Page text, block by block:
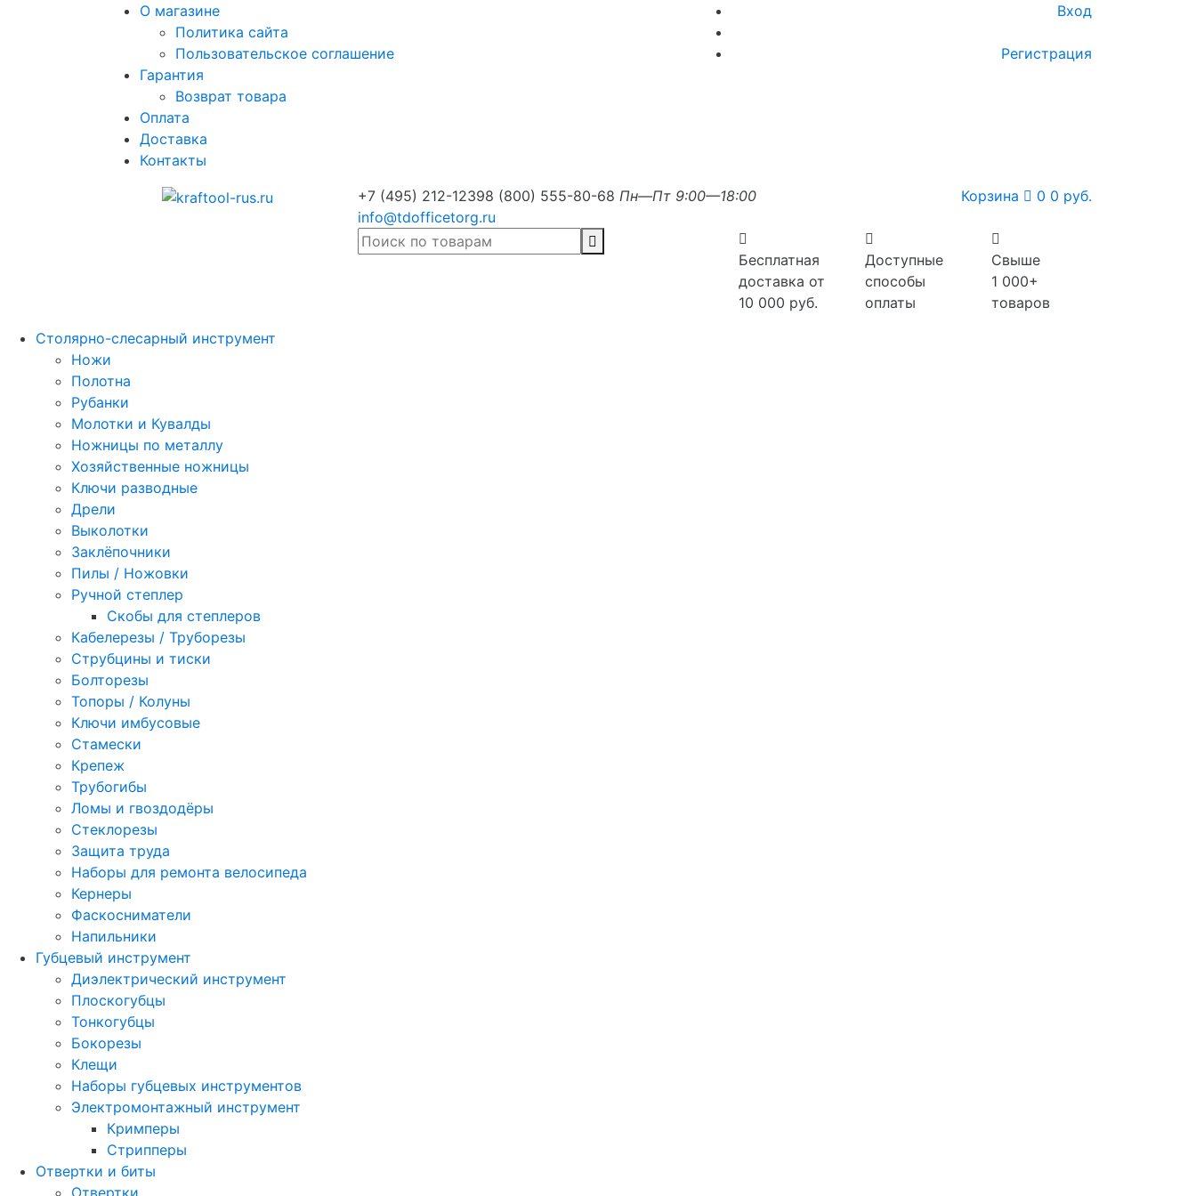
О магазине
Политика сайта
Пользовательское соглашение
Гарантия
Возврат товара
Оплата
Доставка
Контакты
Вход
Регистрация
+7 (495) 212-12398 (800) 555-80-68 Пн—Пт 9:00—18:00
info@tdofficetorg.ru
Корзина 0 0 руб.
Бесплатная
доставка от
10 000 руб.
Доступные
способы
оплаты
Свыше
1 000+
товаров
Столярно-слесарный инструмент
Ножи
Полотна
Рубанки
Молотки и Кувалды
Ножницы по металлу
Хозяйственные ножницы
Ключи разводные
Дрели
Выколотки
Заклёпочники
Пилы / Ножовки
Ручной степлер
Скобы для степлеров
Кабелерезы / Труборезы
Струбцины и тиски
Болторезы
Топоры / Колуны
Ключи имбусовые
Стамески
Крепеж
Трубогибы
Ломы и гвоздодёры
Стеклорезы
Защита труда
Наборы для ремонта велосипеда
Кернеры
Фаскосниматели
Напильники
Губцевый инструмент
Диэлектрический инструмент
Плоскогубцы
Тонкогубцы
Бокорезы
Клещи
Наборы губцевых инструментов
Электромонтажный инструмент
Кримперы
Стрипперы
Отвертки и биты
Отвертки